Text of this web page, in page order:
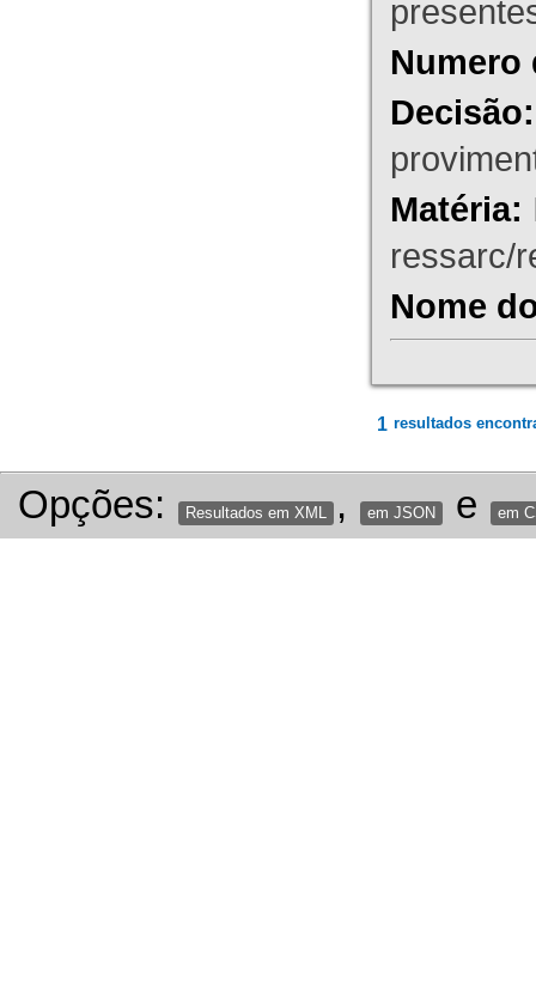
Numero
Decisão:
Matéria:
ressarc/
Nome
1 resultados
Opções: Resultados em XML , em JSON e em